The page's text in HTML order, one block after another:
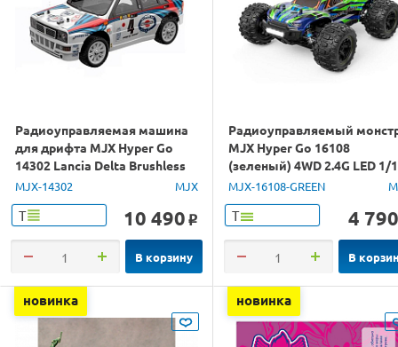
Радиоуправляемая машина
для дрифта MJX Hyper Go
14302 Lancia Delta Brushless
4WD 2.4G LED 1/14 RTR
MJX-14302 MJX
Т 10 490 o
В корзину
Радиоуправляемый
MJX Hyper Go 16108
(зеленый) 4WD 2.4G LED 1/
RTR
MJX-16108-GREEN
Т 4 790
В
новинка новинка